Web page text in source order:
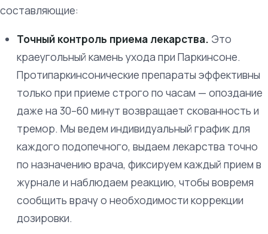
составляющие:
Точный контроль приема лекарства. Это
краеугольный камень ухода при Паркинсоне.
Протипаркинсонические препараты эффективны
только при приеме строго по часам — опоздание
даже на 30–60 минут возвращает скованность и
тремор. Мы ведем индивидуальный график для
каждого подопечного, выдаем лекарства точно
по назначению врача, фиксируем каждый прием в
журнале и наблюдаем реакцию, чтобы вовремя
сообщить врачу о необходимости коррекции
дозировки.